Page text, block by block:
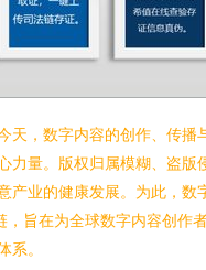
天，数字内容的创作、传播
力量。版权归属模糊、盗版
产业的健康发展。为此，数
旨在为全球数字内容创作
系。